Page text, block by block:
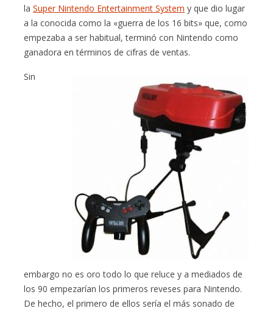
laSuper Nintendo Entertainment System y que dio lugar
a la conocida como la «guerra de los 16 bits» que, como
empezaba a ser habitual, terminó con Nintendo como
ganadora en términos de cifras de ventas.
Sin
embargo no es oro todo lo que reluce y a mediados de
los 90 empezarían los primeros reveses para Nintendo.
De hecho, el primero de ellos sería el más sonado de